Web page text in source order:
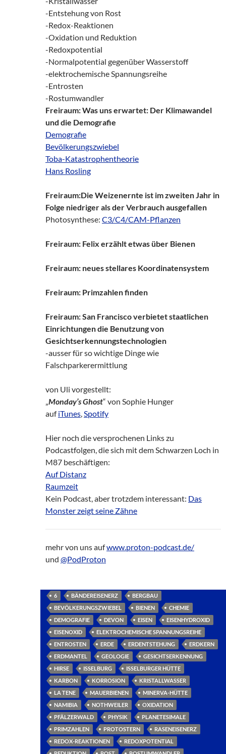
-Entstehung von Rost
-Redox-Reaktionen
-Oxidation und Reduktion
-Redoxpotential
-Normalpotential gegenüber Wasserstoff
-elektrochemische Spannungsreihe
-Entrosten
-Rostumwandler
Freiraum: Was uns erwartet: Der Klimawandel
und die Demografie
Demografie
Bevölkerungszwiebel
Toba-Katastrophentheorie
Hans Rosling
Freiraum:Die Weizenernte ist im zweiten Jahr in
Folge niedriger als der Verbrauch ausgefallen
Photosynthese: C3/C4/CAM-Pflanzen
Freiraum: Felix erzählt etwas über Bienen
Freiraum: neues stellares Koordinatensystem
Freiraum: Primzahlen finden
Freiraum: San Francisco verbietet staatlichen
Einrichtungen die Benutzung von
Gesichtserkennungstechnologien
-ausser für so wichtige Dinge wie
Falschparkerermittlung
von Uli vorgestellt:
„Monday’s Ghost“ von Sophie Hunger
aufiTunes,Spotify
Hier noch die versprochenen Links zu
Podcastfolgen, die sich mit dem Schwarzen Loch in
M87 beschäftigen:
Auf Distanz
Raumzeit
Kein Podcast, aber trotzdem interessant: Das
Monster zeigt seine Zähne
mehr von uns aufwww.proton-podcast.de/
und @PodProton
6 BÄNDEREISENERZ
BERGBAU
BEVÖLKERUNGSZWIEBEL
BIENEN
CHEMIE
DEMOGRAFIE
DEVON EISEN
EISENHYDROXID
EISENOXID
ELEKTROCHEMISCHE SPANNUNGSREIHE
ENTROSTEN
ERDE ERDENTSTEHUNG
ERDKERN
ERDMANTEL
GEOLOGIE
GESICHTSERKENNUNG
HIRSE
ISSELBURG
ISSELBURGER HÜTTE
KARBON
KORROSION
KRISTALLWASSER
LA TENE
MAUERBIENEN
MINERVA-HÜTTE
NAMIBIA
NOTHWEILER
OXIDATION
PFÄLZERWALD
PHYSIK
PLANETESIMALE
PRIMZAHLEN
PROTOSTERN
RASENEISENERZ
REDOX-REAKTIONEN
REDOXPOTENTIAL